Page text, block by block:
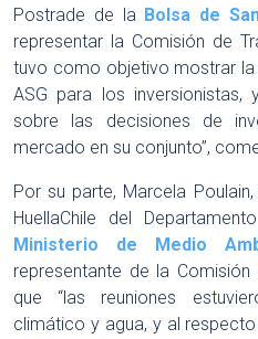
Postrade de la Bolsa de
representar la Comisión de
tuvo como objetivo mostrar
ASG para los
sobre las decisiones de
mercado en su conjunto”,
Por su parte, Marcela
HuellaChile del
Ministerio de Medio
representante de la
que “las reuniones
climático y agua, y al